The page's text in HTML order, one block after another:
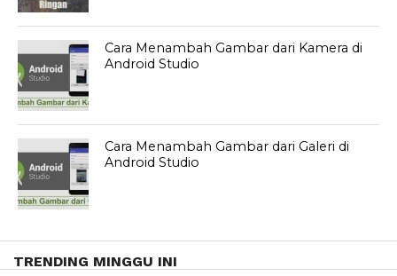
Cara Menambah Gambar dari Kamera di
Android Studio
Cara Menambah Gambar dari Galeri di
Android Studio
TRENDING MINGGU INI